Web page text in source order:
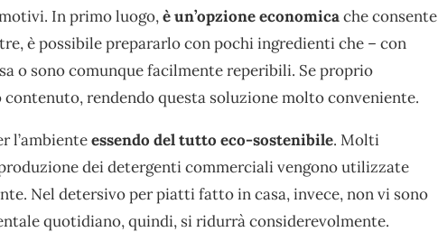
In primo luogo,è un’opzione economicache consente
è possibile prepararlo con pochi ingredienti che – con
o sono comunque facilmente reperibili. Se proprio
rendendo questa soluzione molto conveniente.
l’ambienteessendo del tutto eco-sostenibile. Molti
dei detergenti commerciali vengono utilizzate
Nel detersivo per piatti fatto in casa, invece, non vi sono
quotidiano, quindi, si ridurrà considerevolmente.